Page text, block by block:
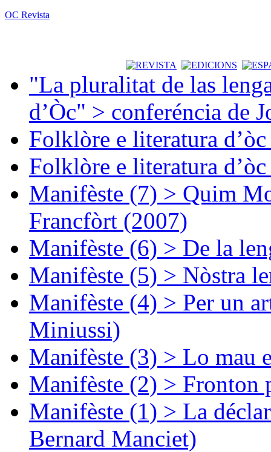
OC Revista
"La pluralitat de las
d’Òc" > conferéncia de
Folklòre e literatura
Folklòre e literatura
Manifèste (7) > Quim
Francfòrt (2007)
Manifèste (6) > De la
Manifèste (5) > Nòstra
Manifèste (4) > Per un
Miniussi)
Manifèste (3) > Lo mau
Manifèste (2) > Fronton
Manifèste (1) > La
Bernard Manciet)